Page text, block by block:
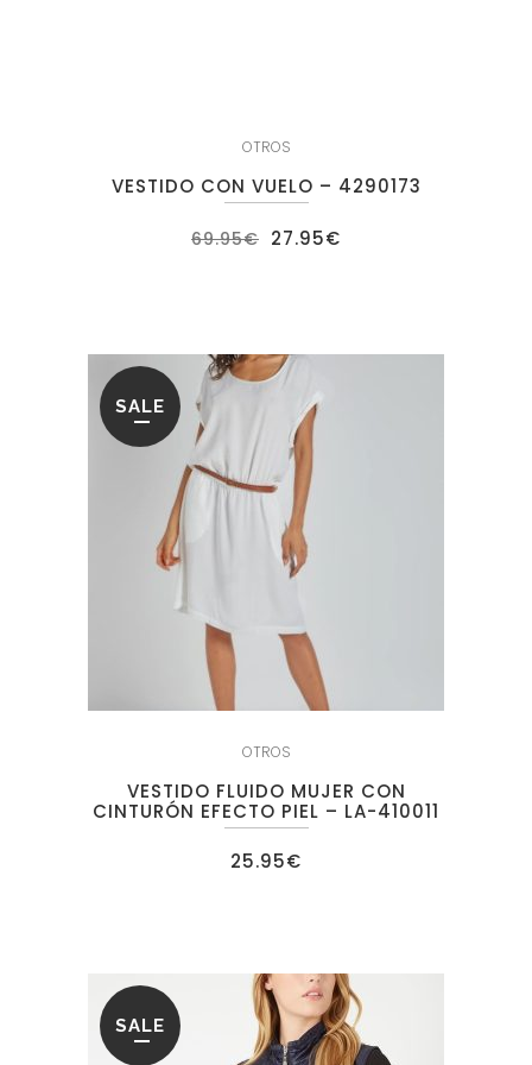
OTROS
VESTIDO CON VUELO – 4290173
69.95€ El
precio
27.95€
SALE
OTROS
VESTIDO FLUIDO MUJER CON
CINTURÓN EFECTO PIEL – LA-410011
25.95€
SALE